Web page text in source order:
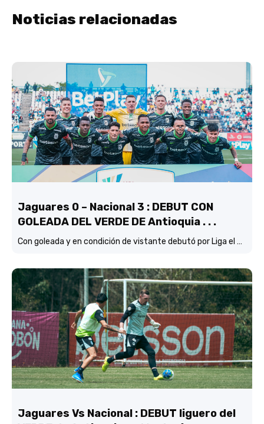
Noticias relacionadas
Jaguares 0 – Nacional 3 : DEBUT CON
GOLEADA DEL VERDE DE Antioquia . . .
Con goleada y en condición de vistante debutó por Liga el verde de Lucas González frente a Jaguares de Córdoba.
Jaguares Vs Nacional : DEBUT liguero del